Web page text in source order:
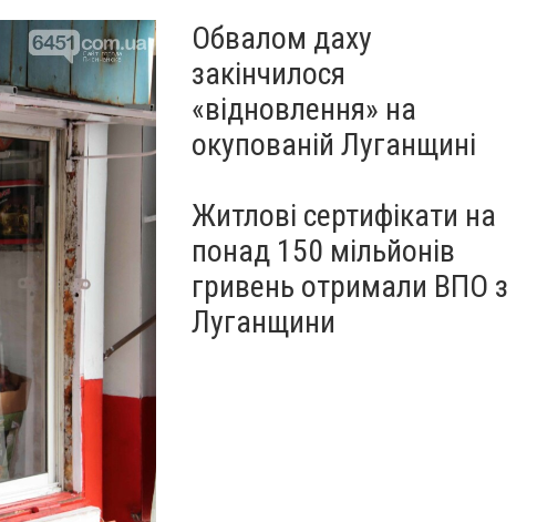
Обвалом даху
закінчилося
«відновлення» на
окупованій Луганщині
Житлові сертифікати на
понад 150 мільйонів
гривень отримали ВПО з
Луганщини